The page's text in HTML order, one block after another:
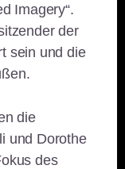
Imagery“.
der
sein und die
die
und Dorothe
des